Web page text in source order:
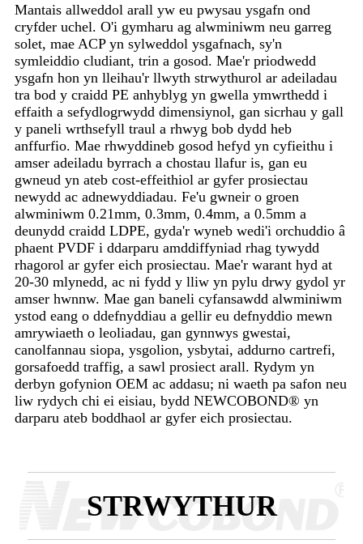
Mantais allweddol arall yw eu pwysau ysgafn ond
cryfder uchel. O'i gymharu ag alwminiwm neu garreg
solet, mae ACP yn sylweddol ysgafnach, sy'n
symleiddio cludiant, trin a gosod. Mae'r priodwedd
ysgafn hon yn lleihau'r llwyth strwythurol ar adeiladau
tra bod y craidd PE anhyblyg yn gwella ymwrthedd i
effaith a sefydlogrwydd dimensiynol, gan sicrhau y gall
y paneli wrthsefyll traul a rhwyg bob dydd heb
anffurfio. Mae rhwyddineb gosod hefyd yn cyfieithu i
amser adeiladu byrrach a chostau llafur is, gan eu
gwneud yn ateb cost-effeithiol ar gyfer prosiectau
newydd ac adnewyddiadau. Fe'u gwneir o groen
alwminiwm 0.21mm, 0.3mm, 0.4mm, a 0.5mm a
deunydd craidd LDPE, gyda'r wyneb wedi'i orchuddio â
phaent PVDF i ddarparu amddiffyniad rhag tywydd
rhagorol ar gyfer eich prosiectau. Mae'r warant hyd at
20-30 mlynedd, ac ni fydd y lliw yn pylu drwy gydol yr
amser hwnnw. Mae gan baneli cyfansawdd alwminiwm
ystod eang o ddefnyddiau a gellir eu defnyddio mewn
amrywiaeth o leoliadau, gan gynnwys gwestai,
canolfannau siopa, ysgolion, ysbytai, addurno cartrefi,
gorsafoedd traffig, a sawl prosiect arall. Rydym yn
derbyn gofynion OEM ac addasu; ni waeth pa safon neu
liw rydych chi ei eisiau, bydd NEWCOBOND® yn
darparu ateb boddhaol ar gyfer eich prosiectau.
STRWYTHUR